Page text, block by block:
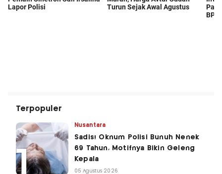
Terpopuler
Nusantara
Sadis! Oknum Polisi Bunuh Nenek
69 Tahun, Motifnya Bikin Geleng
Kepala
05 Agustus 2026